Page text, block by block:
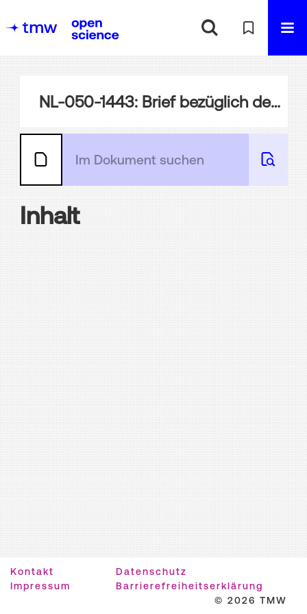
NL-050-1443: Brief bezüglich des Projekts des Suezkanals
Inhalt
Kontakt
Datenschutz
Impressum
Barrierefreiheitserklärung
© 2026 TMW